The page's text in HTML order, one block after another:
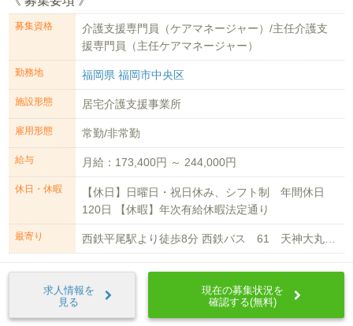
募集資格
介護支援専門員（ケアマネージャー）/主任介護支
援専門員（主任ケアマネージャー）
勤務地 福岡県 福岡市中央区
施設形態 居宅介護支援事業所
雇用形態 常勤/非常勤
給与 月給：173,400円 ～ 244,000円
休日・休暇
【休日】日曜日・祝日休み、シフト制 年間休日
120日 【休暇】年次有給休暇法定通り
最寄り
求人情報を
見る
現在の募集状況を
確認する(無料)